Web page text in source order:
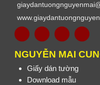
NGUYỄN MAI
Giấy dán tường
Download mẫu